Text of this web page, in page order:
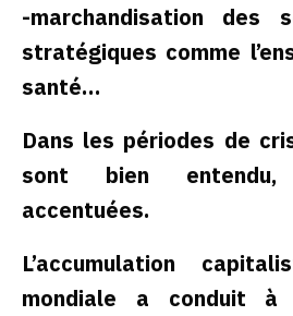
-marchandisation des
stratégiques comme
santé…
Dans les périodes de
sont bien
accentuées.
L’accumulation
mondiale a conduit à